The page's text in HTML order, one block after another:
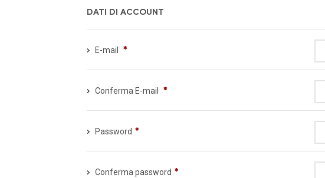
DATI DI ACCOUNT
E-mail
Conferma E-mail
Password
Conferma password